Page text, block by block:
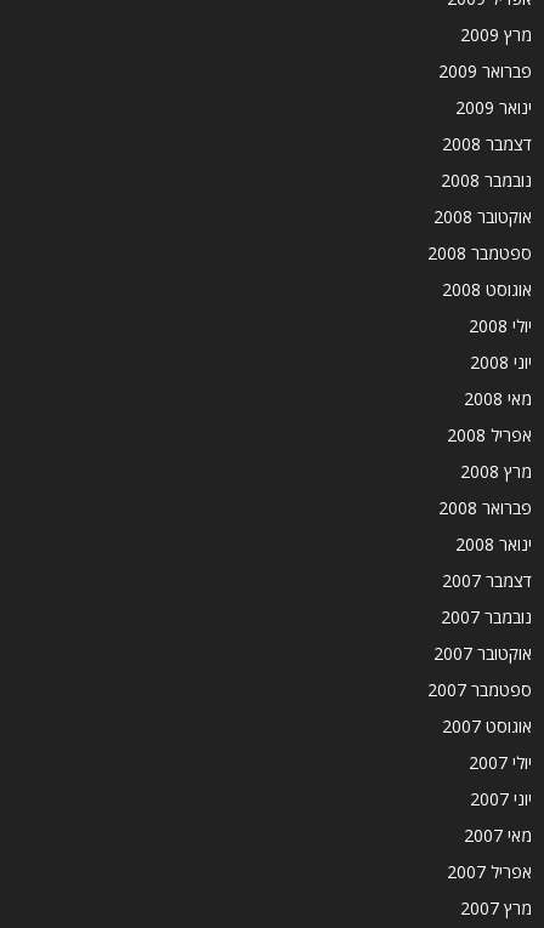
מרץ 2009
פברואר 2009
ינואר 2009
דצמבר 2008
נובמבר 2008
אוקטובר 2008
ספטמבר 2008
אוגוסט 2008
יולי 2008
יוני 2008
מאי 2008
אפריל 2008
מרץ 2008
פברואר 2008
ינואר 2008
דצמבר 2007
נובמבר 2007
אוקטובר 2007
ספטמבר 2007
אוגוסט 2007
יולי 2007
יוני 2007
מאי 2007
אפריל 2007
מרץ 2007